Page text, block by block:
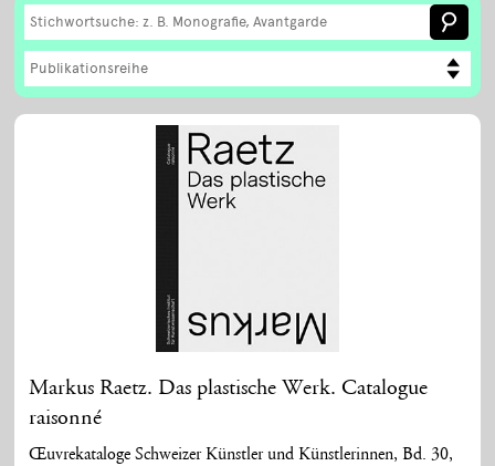
Publikationsreihe
Markus Raetz. Das plastische Werk. Catalogue
raisonné
Œuvrekataloge Schweizer Künstler und Künstlerinnen, Bd. 30,